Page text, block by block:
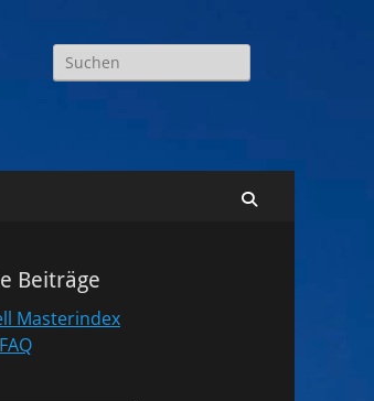
Suchen
nach:
Beiträge
Masterindex